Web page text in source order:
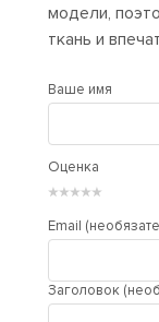
модели,
ткань и
Ваше имя
Оценка
★
★
★
★
★
Email
Заголовок